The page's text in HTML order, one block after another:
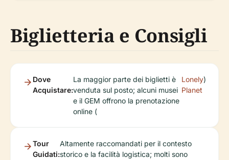
Biglietteria e Consigli
Dove
Acquistare:
La maggior parte dei biglietti è
venduta sul posto; alcuni musei
e il GEM offrono la prenotazione
online (
Lonely
Planet
)
Tour
Guidati:
Altamente raccomandati per il contesto
storico e la facilità logistica; molti sono